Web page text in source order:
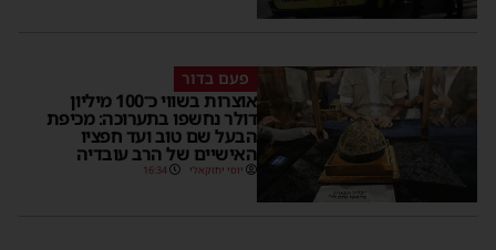
פעם בדור
אוצרות בשווי כ־100 מיליון
דולר נחשפו בתערוכה: מכיפת
הבעל שם טוב ועד חפציו
האישיים של הרב עובדיה
יוסי יחזקאלי 16:34